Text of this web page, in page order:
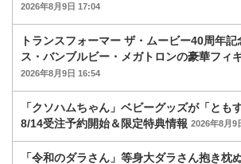
2026年8月9日 17:04
トランスフォーマー ザ・ムービー40周年
ス・バンブルビー・メガトロンの豪華フィ
2026年8月9日 16:54
「クソハムちゃん」ベビーグッズが「とも
8/14受注予約開始＆限定特典情報 2026年8月9
「令和のダラさん」等身大ダラさん抱き枕